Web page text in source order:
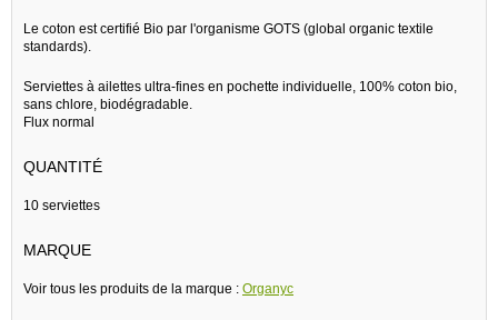
Le coton est certifié Bio par l'organisme GOTS (global organic textile
standards).
Serviettes à ailettes ultra-fines en pochette individuelle, 100% coton bio,
sans chlore, biodégradable.
Flux normal
QUANTITÉ
10 serviettes
MARQUE
Voir tous les produits de la marque : Organyc